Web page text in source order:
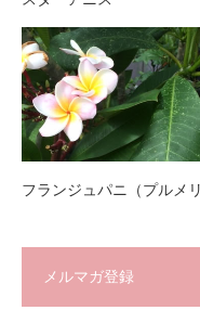
フランジュパニ（プルメリ
メルマガ登録